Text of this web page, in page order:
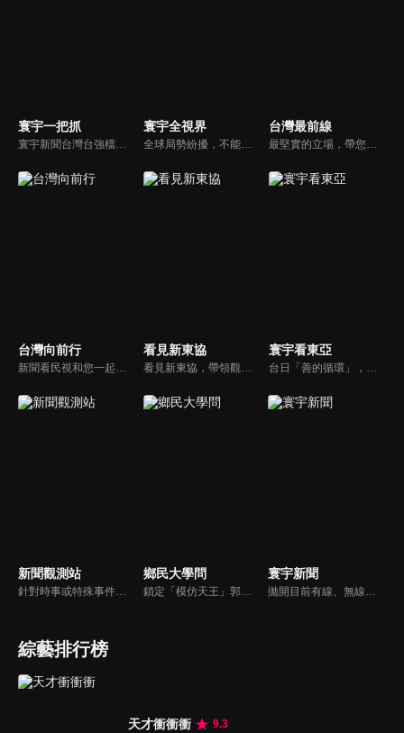
寰宇一把抓
寰宇新聞台灣台強檔政論節目《寰宇一把抓》，與您一起「抓新聞、抓時事、抓遍台灣政經大小事！由資深社會記者張炤和獨挑大樑主持。張炤和投入新聞前線多年，總是充滿活力的帶給觀眾台灣社會大小事，結合資深社會記者的見聞與觀點，激盪各路實力派專家點評，與您一起掌握政壇人事物即時動態與最新走勢。
寰宇全視界
全球局勢紛擾，不能置身事外！主播任明玥主持，嶄新一季《寰宇全視界2.0》，集結各領域重磅嘉賓，犀利評論、深度視角，帶您洞悉世界局勢脈絡，開拓兩岸和國際新視野，《寰宇全視界2.0》，帶給您最具含金量的觀點。
台灣最前線
最堅實的立場，帶您洞悉台灣新知。最專業的陣容，帶您打開『視』界。政治人民做主，一同掌握即實政壇資訊，『EYE』台灣的政論談話節目。
台灣向前行
新聞看民視和您一起討論最新最熱的時事新聞！
看見新東協
看見新東協，帶領觀眾發現東協新市場、新思維，了解東南亞各國在地文化、政治、政策、並從數字看財經脈動，做最深入外資和本土產業投資分析，發掘您所不知道的東協新商機。
寰宇看東亞
台日「善的循環」，貨真價實？韓國文化，無堅不摧？台灣對於日韓的獨特情感，細膩且複雜，有美麗浪花，更有驚濤駭浪，寰宇新聞台全新節目《寰宇看東亞》，將和觀眾一起探訪台灣和日韓的真實連結，挖掘人物秘辛和內幕故事，剖析東亞政經局勢。
新聞觀測站
針對時事或特殊事件邀請來賓進行深度探討，或專訪各領域傑出人士。
鄉民大學問
鎖定「模仿天王」郭子乾，還有高顏值學霸大學生辛辣提問唷！全新優質節目都在NOWnews《鄉民大學問》！
寰宇新聞
拋開目前有線、無線電視台新聞的包袱和制式化內容，沒有絕對立場、沒有口水漫罵，永遠以「關心」、「貼心」、「用心」做最對的報導，是台灣獨一無二最專屬新聞頻道。
綜藝排行榜
天才衝衝衝
9.3